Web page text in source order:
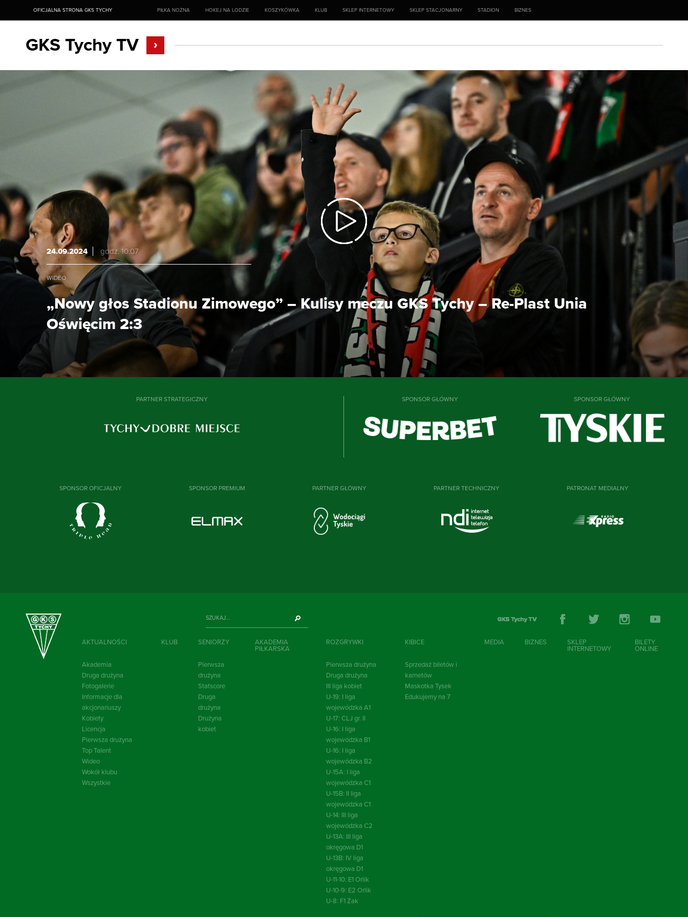
OFICJALNA STRONA GKS TYCHY PIŁKA NOŻNA HOKEJ NA LODZIE KOSZYKÓWKA KLUB SKLEP INTERNETOWY SKLEP STACJONARNY STADION BIZNES
GKS Tychy TV
24.09.2024 godz. 10:07
WIDEO
„Nowy głos Stadionu Zimowego” – Kulisy meczu GKS Tychy – Re-Plast Unia
Oświęcim 2:3
PARTNER STRATEGICZNY SPONSOR GŁÓWNY SPONSOR GŁÓWNY
SPONSOR OFICJALNY SPONSOR PREMIUM PARTNER GŁÓWNY PARTNER TECHNICZNY PATRONAT MEDIALNY
AKTUALNOŚCI
Akademia
Druga drużyna
Fotogalerie
Informacje dla
akcjonariuszy
Kobiety
Licencja
Pierwsza drużyna
Top Talent
Wideo
Wokół klubu
Wszystkie
KLUB SENIORZY
Pierwsza
drużyna
Statscore
Druga
drużyna
Drużyna
kobiet
AKADEMIA
PIŁKARSKA
ROZGRYWKI
Pierwsza drużyna
Druga drużyna
III liga kobiet
U-19: I liga
wojewódzka A1
U-17: CLJ gr. II
U-16: I liga
wojewódzka B1
U-16: I liga
wojewódzka B2
U-15A: I liga
wojewódzka C1
U-15B: II liga
wojewódzka C1
U-14: III liga
wojewódzka C2
U-13A: III liga
okręgowa D1
U-13B: IV liga
okręgowa D1
U-11-10: E1 Orlik
U-10-9: E2 Orlik
U-8: F1 Żak
KIBICE
Sprzedaż biletów i
karnetów
Maskotka Tysek
Edukujemy na 7
MEDIA BIZNES
SKLEP
INTERNETOWY
BILETY
ONLINE